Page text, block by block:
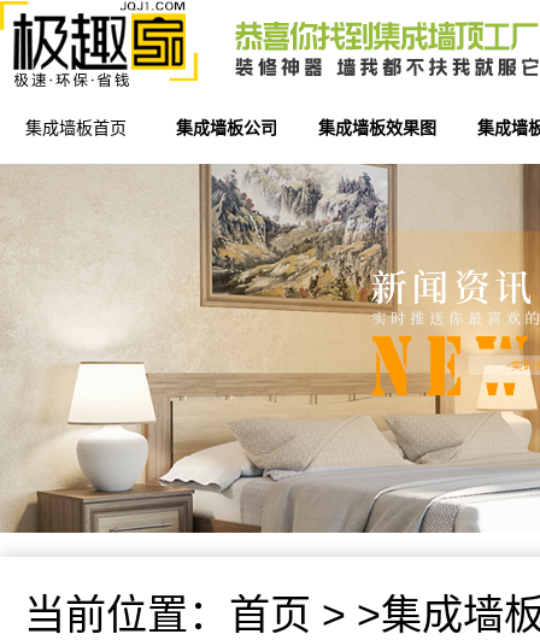
集成墙板首页 集成墙板公司 集成墙板效果图 集成墙
当前位置： 首页 > >集成墙